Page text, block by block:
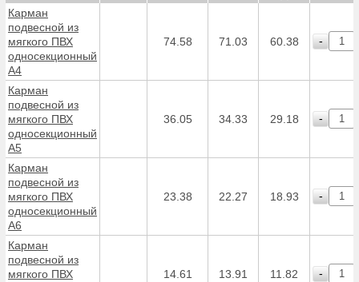
Карман
подвесной из
мягкого ПВХ
односекционный
А4
74.58 71.03 60.38 -
Карман
подвесной из
мягкого ПВХ
односекционный
А5
36.05 34.33 29.18 -
Карман
подвесной из
мягкого ПВХ
односекционный
А6
23.38 22.27 18.93 -
Карман
подвесной из
мягкого ПВХ
14.61 13.91 11.82 -